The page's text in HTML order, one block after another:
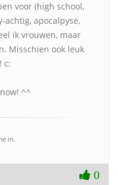
voor (high school,
apocalpyse,
ik vrouwen, maar
Misschien ook leuk
c:
^^
in.
0